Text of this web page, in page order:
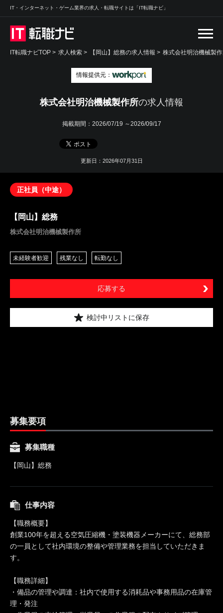
IT・インターネット・ゲーム業界の求人・転職サイトは「IT転職ナビ」
IT転職ナビTOP > 求人検索 > 【岡山】総務の求人情報 > 株式会社明治機械製
情報提供元：
株式会社明治機械製作所の求人情報
掲載期間： 2026/07/19 ～2026/09/17
更新日：2026年07月31日
正社員（中途）
【岡山】総務
株式会社明治機械製作所
未経験者歓迎 残業なし 転勤なし
応募する
検討中リストに保存
募集要項
募集職種
【岡山】総務
仕事内容
【職務概要】
創業100年を超える空気圧縮機・塗装機器メーカーにて、総務部
の一員として社内環境の整備や管理業務を担当していただきま
す。
【職務詳細】
・備品の管理や調達：社内で使用する消耗品や事務用品の在庫管
理・発注